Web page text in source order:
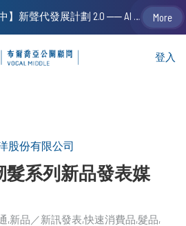
登入
股份有限公司
髮系列新品發表媒
新品／新訊發表 快速消費品 髮品
【VM 布爾喬亞招募中】新聲代發展計劃 2.0 ── AI PR 人才加速養成計劃（歡迎「應屆畢業生」、「一年以下相關 / 三年以下非相關經驗工作者」申請加入） More